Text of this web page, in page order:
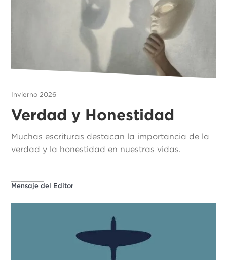
Invierno 2026
Verdad y Honestidad
Muchas escrituras destacan la importancia de la
verdad y la honestidad en nuestras vidas.
Mensaje del Editor